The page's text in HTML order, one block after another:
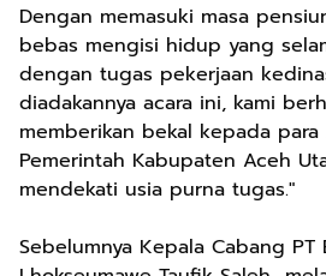
Dengan memasuki masa
bebas mengisi hidup yang
dengan tugas pekerjaan
diadakannya acara ini, kami
memberikan bekal kepada
Pemerintah Kabupaten Aceh
mendekati usia purna tugas."
Sebelumnya Kepala Cabang PT